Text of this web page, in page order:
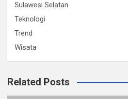
Sulawesi Selatan
Teknologi
Trend
Wisata
Related Posts